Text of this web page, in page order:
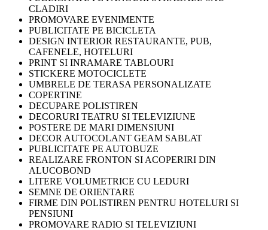
CLADIRI
PROMOVARE EVENIMENTE
PUBLICITATE PE BICICLETA
DESIGN INTERIOR RESTAURANTE, PUB,
CAFENELE, HOTELURI
PRINT SI INRAMARE TABLOURI
STICKERE MOTOCICLETE
UMBRELE DE TERASA PERSONALIZATE
COPERTINE
DECUPARE POLISTIREN
DECORURI TEATRU SI TELEVIZIUNE
POSTERE DE MARI DIMENSIUNI
DECOR AUTOCOLANT GEAM SABLAT
PUBLICITATE PE AUTOBUZE
REALIZARE FRONTON SI ACOPERIRI DIN
ALUCOBOND
LITERE VOLUMETRICE CU LEDURI
SEMNE DE ORIENTARE
FIRME DIN POLISTIREN PENTRU HOTELURI SI
PENSIUNI
PROMOVARE RADIO SI TELEVIZIUNI